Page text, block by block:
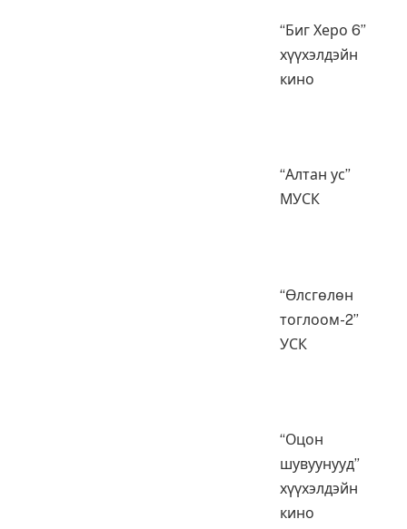
“Биг Херо 6”
хүүхэлдэйн
кино
“Алтан ус”
МУСК
“Өлсгөлөн
тоглоом-2”
УСК
“Оцон
шувуунууд”
хүүхэлдэйн
кино